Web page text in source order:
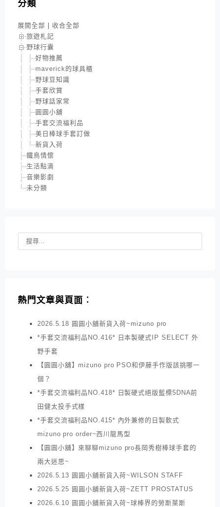
分類
展開全部
收合全部
旅遊札記
野球行囊
好物推薦
maverick的球具櫃
野球豆知識
手套欣賞
野球話家常
圓圓小舖
手套交流福利品
美日棒球手套訂做
新貨入荷
鐵鳥情懷
生活點滴
音樂影劇
未分類
熱門文章與頁面︰
2026.5.18 圓圓小舖新貨入荷~mizuno pro
*手套交流福利品NO.416* 日本製硬式IP SELECT 外
野手套
【圓圓小舖】mizuno pro PSO和伊藤手作版該挑哪一
個？
*手套交流福利品NO.418* 日製硬式絕版藍標5DNA前
田健太投手式樣
*手套交流福利品NO.415* 內外兼修的日製軟式
mizuno pro order~西川龍馬型
【圓圓小舖】來聊聊mizuno pro長岡秀樹棒球手套的
兩大迷思~
2026.5.13 圓圓小舖新貨入荷~WILSON STAFF
2026.5.25 圓圓小舖新貨入荷~ZETT PROSTATUS
2026.6.10 圓圓小舖新貨入荷~球棒界的勞斯萊斯